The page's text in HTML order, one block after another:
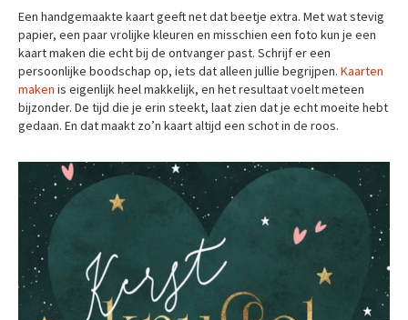
Een handgemaakte kaart geeft net dat beetje extra. Met wat stevig
papier, een paar vrolijke kleuren en misschien een foto kun je een
kaart maken die echt bij de ontvanger past. Schrijf er een
persoonlijke boodschap op, iets dat alleen jullie begrijpen. Kaarten
maken is eigenlijk heel makkelijk, en het resultaat voelt meteen
bijzonder. De tijd die je erin steekt, laat zien dat je echt moeite hebt
gedaan. En dat maakt zo’n kaart altijd een schot in de roos.